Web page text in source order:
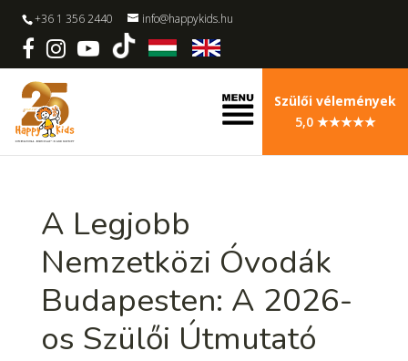
+36 1 356 2440 info@happykids.hu
Szülői vélemények
5,0 ★★★★★
A Legjobb
Nemzetközi Óvodák
Budapesten: A 2026-
os Szülői Útmutató